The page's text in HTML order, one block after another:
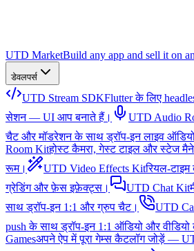
UTD MarketBuild any app and sell it on
डेवलपर्स
UTD Stream SDKFlutter के लिए
सेशन — UI आप बनाते हैं।
UTD Audio
चैट और मॉडरेशन के साथ ड्रॉप-इन लाइव
Room Kitहोस्ट कैमरा, गेस्ट टाइल और स्टेज
रूम।
UTD Video Effects Kitरियल-
ग्रेडिंग और फ़ेस इफ़ेक्ट्स।
UTD Chat Kit
साथ ड्रॉप-इन 1:1 और ग्रुप चैट।
UTD
push के साथ ड्रॉप-इन 1:1 ऑडियो और वीडियो
Gamesअपने ऐप में पूरा गेम्स कैटलॉग जोड़ें —